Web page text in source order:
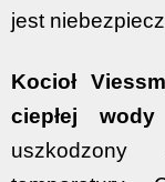
jest
Kocioł
ciepłej wody
uszkodzony